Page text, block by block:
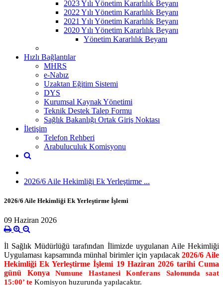
2023 Yılı Yönetim Kararlılık Beyanı
2022 Yılı Yönetim Kararlılık Beyanı
2021 Yılı Yönetim Kararlılık Beyanı
2020 Yılı Yönetim Kararlılık Beyanı
Yönetim Kararlılık Beyanı
Hızlı Bağlantılar
MHRS
e-Nabız
Uzaktan Eğitim Sistemi
DYS
Kurumsal Kaynak Yönetimi
Teknik Destek Talep Formu
Sağlık Bakanlığı Ortak Giriş Noktası
İletişim
Telefon Rehberi
Arabuluculuk Komisyonu
2026/6 Aile Hekimliği Ek Yerleştirme ...
2026/6 Aile Hekimliği Ek Yerleştirme İşlemi
09 Haziran 2026
İl Sağlık Müdürlüğü tarafından İlimizde uygulanan Aile Hekimliği
Uygulaması kapsamında münhal birimler için yapılacak2026/6 Aile
Hekimliği Ek Yerleştirme İşlemi 19 Haziran 2026 tarihi Cuma
günü
Konya
Numune Hastanesi Konferans Salonunda saat
15:00’ te Komisyon huzurunda yapılacaktır.